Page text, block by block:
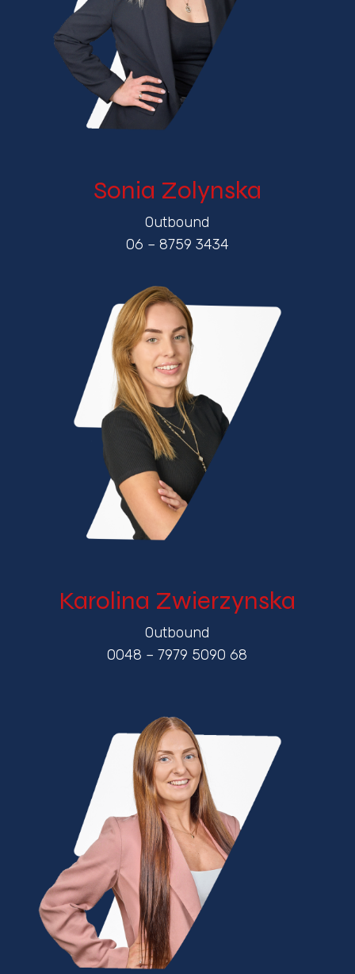
Sonia Zolynska
Outbound
06 – 8759 3434
Karolina Zwierzynska
Outbound
0048 – 7979 5090 68